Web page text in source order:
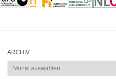
ARCHIV
Archiv